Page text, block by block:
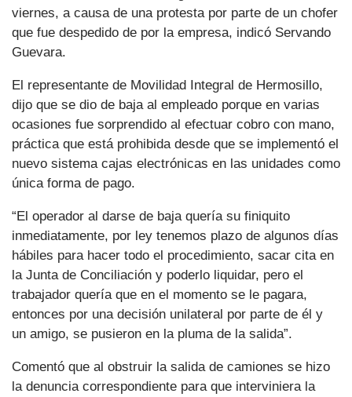
viernes, a causa de una protesta por parte de un chofer
que fue despedido de por la empresa, indicó Servando
Guevara.
El representante de Movilidad Integral de Hermosillo,
dijo que se dio de baja al empleado porque en varias
ocasiones fue sorprendido al efectuar cobro con mano,
práctica que está prohibida desde que se implementó el
nuevo sistema cajas electrónicas en las unidades como
única forma de pago.
“El operador al darse de baja quería su finiquito
inmediatamente, por ley tenemos plazo de algunos días
hábiles para hacer todo el procedimiento, sacar cita en
la Junta de Conciliación y poderlo liquidar, pero el
trabajador quería que en el momento se le pagara,
entonces por una decisión unilateral por parte de él y
un amigo, se pusieron en la pluma de la salida”.
Comentó que al obstruir la salida de camiones se hizo
la denuncia correspondiente para que interviniera la